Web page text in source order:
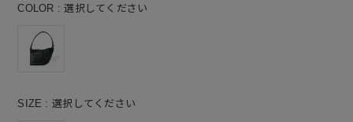
COLOR 選択してください
SIZE 選択してください